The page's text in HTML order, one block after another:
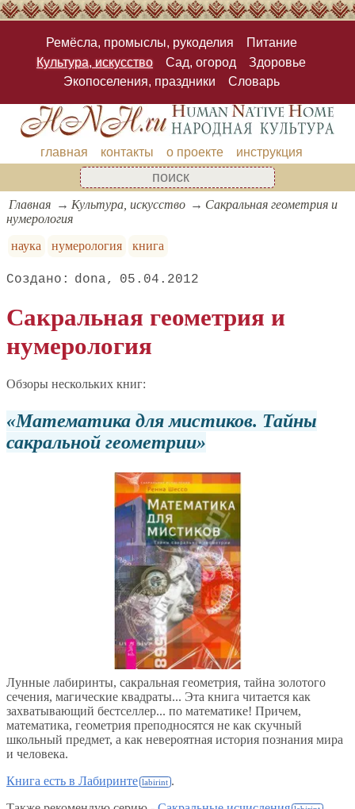
Ремёсла, промыслы, рукоделия
Питание
Культура, искусство
Сад, огород
Здоровье
Экопоселения, праздники
Словарь
главная контакты о проекте инструкция
Главная Культура, искусство
Сакральная геометрия и
нумерология
наука
нумерология книга
dona 05.04.2012
Сакральная геометрия и
нумерология
Обзоры нескольких книг:
Математика для мистиков. Тайны
сакральной геометрии
Лунные лабиринты, сакральная геометрия, тайна золотого
сечения, магические квадраты... Эта книга читается как
захватывающий бестселлер... по математике! Причем,
математика, геометрия преподносятся не как скучный
школьный предмет, а как невероятная история познания мира
и человека.
Книга есть в Лабиринте
.